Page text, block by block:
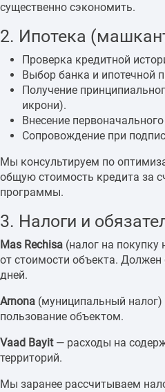
существенно сэкономить.
2. Ипотека
Проверка кредитной
Выбор банка и ипотечной
Получение
икрони).
Внесение
Сопровождение при
Мы консультируем по
общую стоимость кредита за
программы.
3. Налоги и
Mas Rechisa (налог на
от стоимости объекта. Должен
дней.
Arnona (муниципальный
пользование объектом.
Vaad Bayit— расходы на
территорий.
Мы заранее рассчитываем